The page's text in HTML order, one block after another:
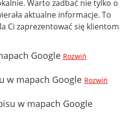
Warto zadbać nie tylko o
aktualne informacje. To
Ci zaprezentować się klientom
Google Rozwiń
w mapach Google Rozwiń
w mapach Google